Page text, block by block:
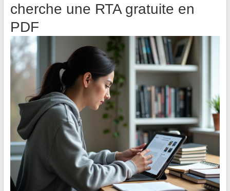
cherche une RTA gratuite en
PDF